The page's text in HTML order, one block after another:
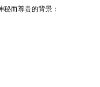
而尊贵的背景：